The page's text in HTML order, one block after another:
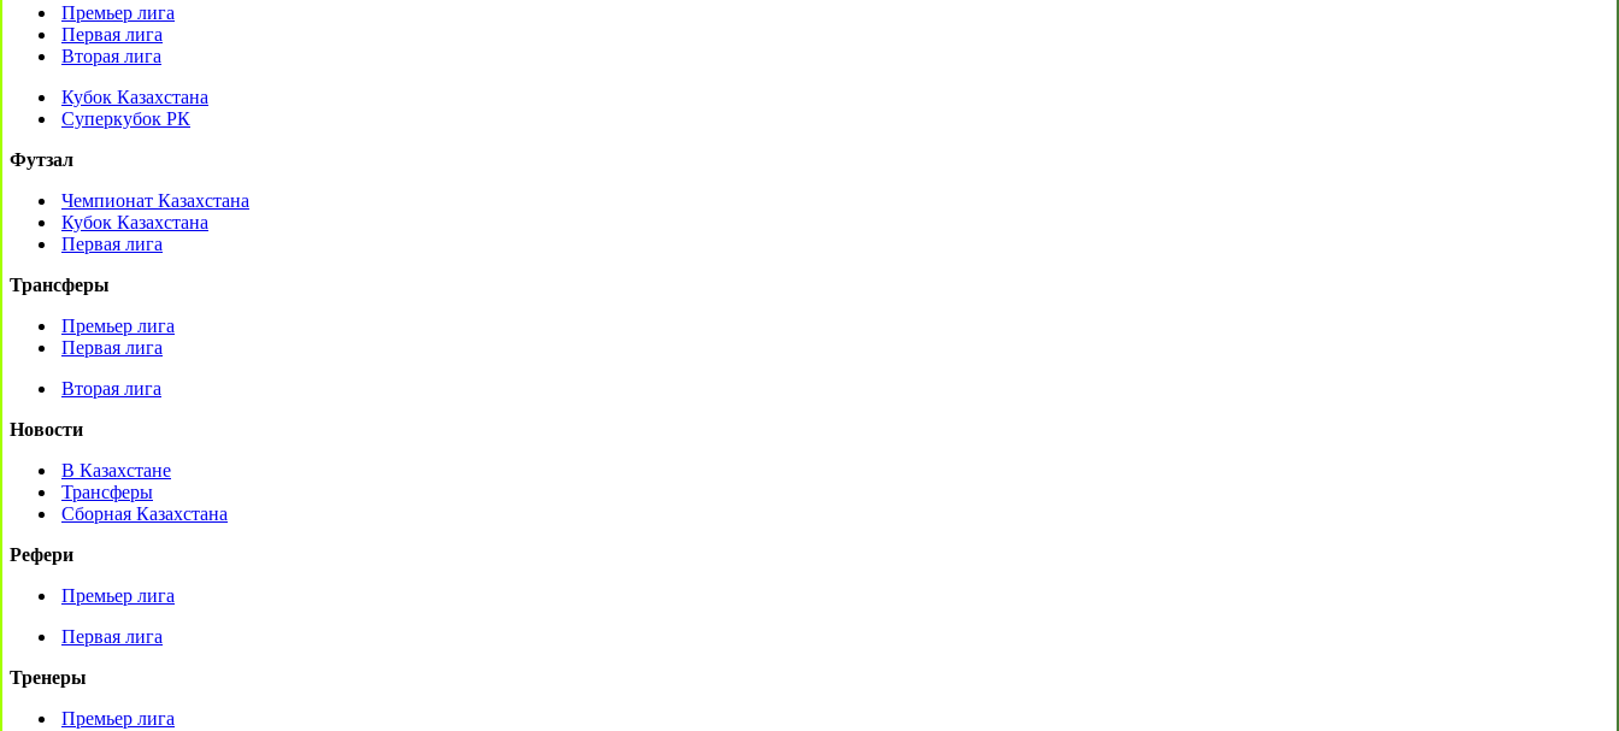
Премьер лига
Первая лига
Вторая лига
Кубок Казахстана
Суперкубок РК
Футзал
Чемпионат Казахстана
Кубок Казахстана
Первая лига
Трансферы
Премьер лига
Первая лига
Вторая лига
Новости
В Казахстане
Трансферы
Сборная Казахстана
Рефери
Премьер лига
Первая лига
Тренеры
Премьер лига